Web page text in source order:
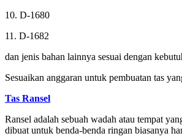
10. D-1680
11. D-1682
dan jenis bahan lainnya sesuai dengan
Sesuaikan anggaran untuk pembuatan tas
Tas Ransel
Ransel adalah sebuah wadah atau tempat
dibuat untuk benda-benda ringan biasanya